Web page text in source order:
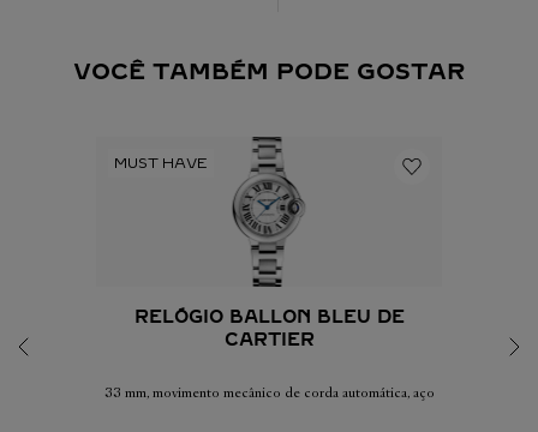
VOCÊ TAMBÉM PODE GOSTAR
RELÓGIO BALLON BLEU DE
CARTIER
33 mm, movimento mecânico de corda automática, aço